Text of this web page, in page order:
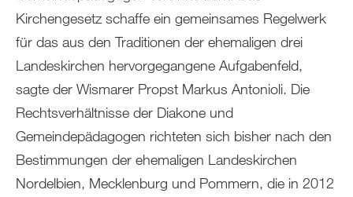
Kirchengesetz schaffe ein gemeinsames Regelwerk
für das aus den Traditionen der ehemaligen drei
Landeskirchen hervorgegangene Aufgabenfeld,
sagte der Wismarer Propst Markus Antonioli. Die
Rechtsverhältnisse der Diakone und
Gemeindepädagogen richteten sich bisher nach den
Bestimmungen der ehemaligen Landeskirchen
Nordelbien, Mecklenburg und Pommern, die in 2012